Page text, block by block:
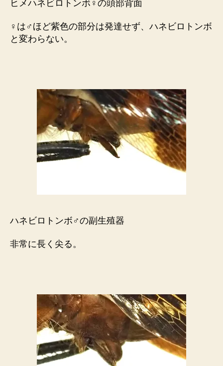
ヒメハネビロトンボ♀の頭部背面
♀は♂ほど紫色の部分は発達せず、ハネビロトンボ
と変わらない。
ハネビロトンボ♂の副生殖器
非常に長く尖る。